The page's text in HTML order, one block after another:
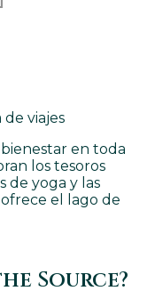
viajes
en toda
los tesoros
de yoga y las
el lago de
Source?